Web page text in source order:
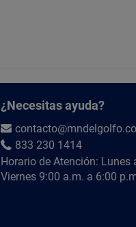
¿Necesitas ayuda?
833 230 1414
Horario de Atención: Lunes
Viernes 9:00 a.m. a 6:00